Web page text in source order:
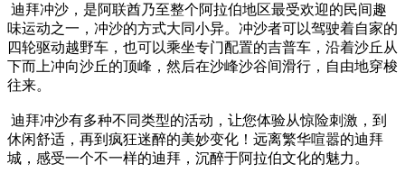
迪拜冲沙，是阿联酋乃至整个阿拉伯地区最受欢迎的民间趣
味运动之一，冲沙的方式大同小异。冲沙者可以驾驶着自家的
四轮驱动越野车，也可以乘坐专门配置的吉普车，沿着沙丘从
下而上冲向沙丘的顶峰，然后在沙峰沙谷间滑行，自由地穿梭
往来。
迪拜冲沙有多种不同类型的活动，让您体验从惊险刺激，到
休闲舒适，再到疯狂迷醉的美妙变化！远离繁华喧嚣的迪拜
城，感受一个不一样的迪拜，沉醉于阿拉伯文化的魅力。